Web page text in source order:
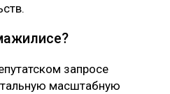
запросе
масштабную